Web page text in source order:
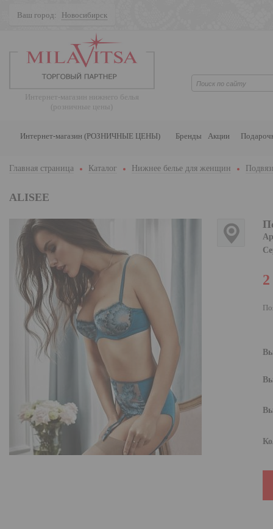
Ваш город: Новосибирск
Интернет-магазин нижнего белья
(розничные цены)
Интернет-магазин (РОЗНИЧНЫЕ ЦЕНЫ) Бренды Акции
Главная страница Каталог Нижнее белье для женщин
ALISEE